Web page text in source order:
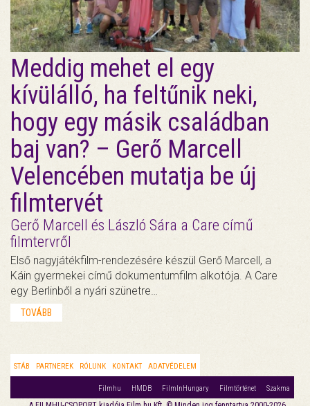
Meddig mehet el egy
kívülálló, ha feltűnik neki,
hogy egy másik családban
baj van? – Gerő Marcell
Velencében mutatja be új
filmtervét
Gerő Marcell és László Sára a Care című
filmtervről
Első nagyjátékfilm-rendezésére készül Gerő Marcell, a
Káin gyermekei című dokumentumfilm alkotója. A Care
egy Berlinből a nyári szünetre…
TOVÁBB
STÁB PARTNEREK RÓLUNK KONTAKT ADATVÉDELEM
Filmhu HMDB FilmInHungary Filmtörténet Szakma